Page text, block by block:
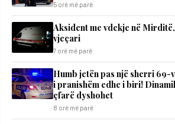
5 orë më parë
Aksident me vdekje në
vjeçari
7 orë më parë
Humb jetën pas një sherri 69-
i pranishëm edhe i biri!
çfarë dyshohet
8 orë më parë